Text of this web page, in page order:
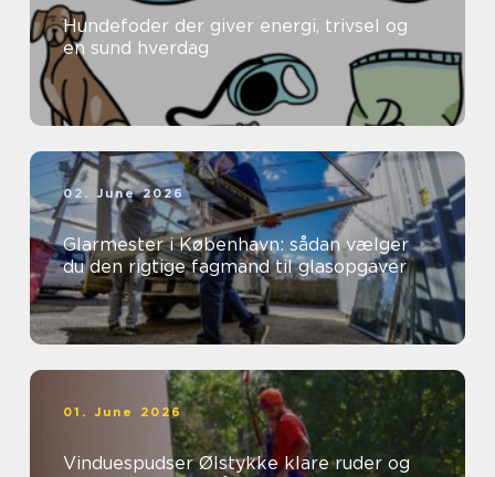
Hundefoder der giver energi, trivsel og
en sund hverdag
02. June 2026
Glarmester i København: sådan vælger
du den rigtige fagmand til glasopgaver
01. June 2026
Vinduespudser Ølstykke klare ruder og